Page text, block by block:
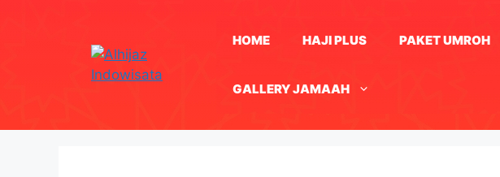
HOME HAJI PLUS PAKET UMROH
GALLERY JAMAAH